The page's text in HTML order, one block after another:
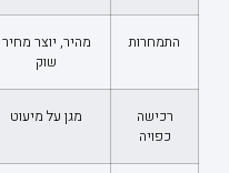
התמחרות
מהיר, יוצר מחיר
שוק
רכישה
כפויה
מגן על מיעוט